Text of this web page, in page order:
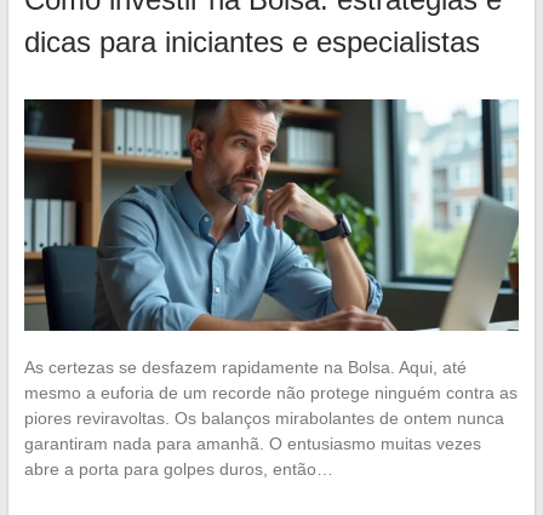
dicas para iniciantes e especialistas
As certezas se desfazem rapidamente na Bolsa. Aqui, até
mesmo a euforia de um recorde não protege ninguém contra as
piores reviravoltas. Os balanços mirabolantes de ontem nunca
garantiram nada para amanhã. O entusiasmo muitas vezes
abre a porta para golpes duros, então…